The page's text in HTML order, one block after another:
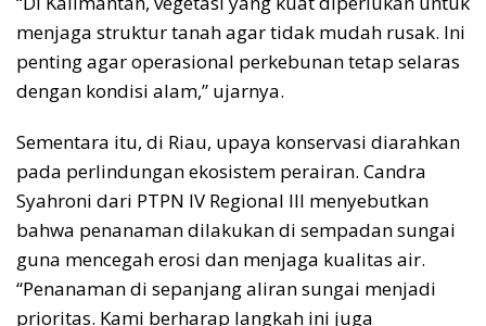
menjaga struktur tanah agar tidak mudah rusak. Ini
penting agar operasional perkebunan tetap selaras
dengan kondisi alam,” ujarnya.
Sementara itu, di Riau, upaya konservasi diarahkan
pada perlindungan ekosistem perairan. Candra
Syahroni dari PTPN IV Regional III menyebutkan
bahwa penanaman dilakukan di sempadan sungai
guna mencegah erosi dan menjaga kualitas air.
“Penanaman di sepanjang aliran sungai menjadi
prioritas. Kami berharap langkah ini juga